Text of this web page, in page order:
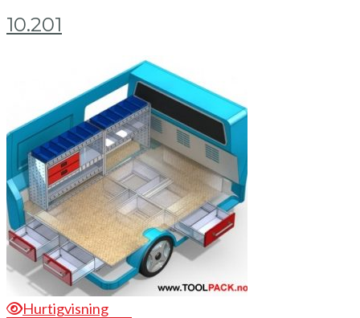
10.201
Hurtigvisning